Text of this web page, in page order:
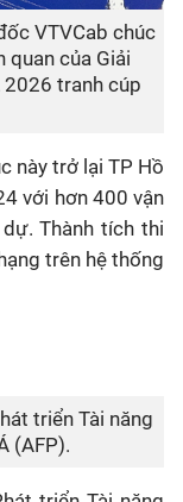
VTVCab chúc
quan của Giải
tranh cúp
này trở lại TP Hồ
với hơn 400 vận
Thành tích thi
trên hệ thống
triển Tài năng
(AFP).